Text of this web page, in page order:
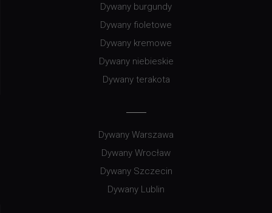
Dywany burgundy
Dywany fioletowe
Dywany kremowe
Dywany niebieskie
Dywany terakota
Dywany Warszawa
Dywany Wrocław
Dywany Szczecin
Dywany Lublin